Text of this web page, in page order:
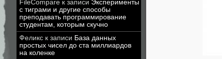
FileCompare к записи Эксперименты
с тиграми и другие способы
преподавать программирование
студентам, которым скучно
Феликс к записи База данных
простых чисел до ста миллиардов
на коленке